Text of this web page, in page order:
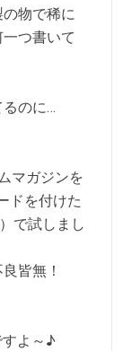
物で稀に
つ書いて
てるのに…
マガジンを
ドを付けた
で試しまし
良皆無！
すよ～♪